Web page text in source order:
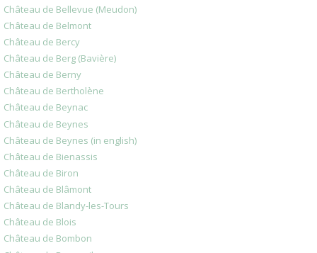
Château de Bellevue (Meudon)
Château de Belmont
Château de Bercy
Château de Berg (Bavière)
Château de Berny
Château de Bertholène
Château de Beynac
Château de Beynes
Château de Beynes (in english)
Château de Bienassis
Château de Biron
Château de Blâmont
Château de Blandy-les-Tours
Château de Blois
Château de Bombon